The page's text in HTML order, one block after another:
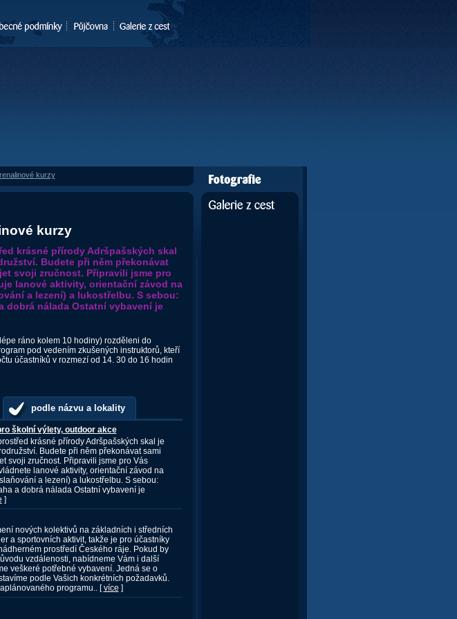
kurzy Fotografie
Galerie
kurzy
krásné přírody Adršpašských skal
Budete při něm překonávat
svoji zručnost. Připravili jsme pro
lanové aktivity, orientační závod na
a lezení) a lukostřelbu. S sebou:
dobrá nálada Ostatní vybavení je
ráno kolem 10 hodiny) rozděleni do
pod vedením zkušených instruktorů, kteří
účastníků v rozmezí od 14. 30 do 16 hodin
podle názvu a lokality
školní výlety, outdoor akce
krásné přírody Adršpašských skal je
Budete při něm překonávat sami
svoji zručnost. Připravili jsme pro Vás
lanové aktivity, orientační závod na
a lezení) a lukostřelbu. S sebou:
a dobrá nálada Ostatní vybavení je
]
nových kolektivů na základních i středních
a sportovních aktivit, takže je pro účastníky
prostředí Českého ráje. Pokud by
vzdálenosti, nabídneme Vám i další
veškeré potřebné vybavení. Jedná se o
podle Vašich konkrétních požadavků.
programu.. [více ]